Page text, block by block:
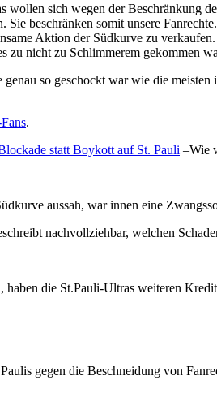
sich wegen der Beschränkung
Sie beschränken somit unsere
Aktion der Südkurve zu
zu nicht zu Schlimmerem
so geschockt war wie die
.
statt Boykott auf St. Pauli –Wie
aussah, war innen eine
nachvollziehbar, welchen
haben die St.Pauli-Ultras weiteren
gegen die Beschneidung von